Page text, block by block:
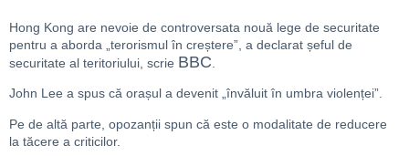
Hong Kong are nevoie de controversata nouă lege de securitate
pentru a aborda „terorismul în creștere”, a declarat șeful de
securitate al teritoriului, scrie BBC
John Lee a spus că orașul a devenit „învăluit în umbra violenței”.
Pe de altă parte, opozanții spun că este o modalitate de reducere
la tăcere a criticilor.